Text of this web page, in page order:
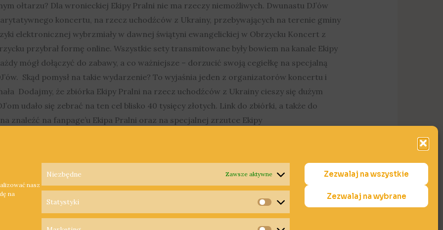
nasz
na
Niezbędne Zawsze aktywne
Statystyki
Statystyki
Zezwalaj na wszystkie
Zezwalaj na wybrane
ołtarzu? Dla wronieckiej Ekipy Pralni nie ma rzeczy niemożliwych. Dwunastu DJ’ów
koncertu, na rzecz uchodźców z Ukrainy, przebywających na terenie gminy
elektronicznej wybrzmiały w dawnej świątyni ewangelickiej w Obrzycku Koncert z
przybrał formę online. Wszystkie sety transmitowane były bowiem na kanale Ekipy
mógł dołączyć do zabawy, a co ważniejsze – dorzucić swoją cegiełkę na specjalną
Skąd pomysł na takie wydarzenie? To wyjaśnia jeden z organizatorów koncertu i
Dodajmy, że zbiórka Ekipy Pralni na rzecz uchodźców z Ukrainy cieszy się dużym
udało się zebrać na ten cel blisko 40 tysięcy złotych. Link do zbiórki, a także do
znaleźć na fanpage’u Ekipa Pralni oraz na specjalnej zrzutce Ekipy